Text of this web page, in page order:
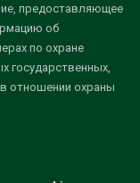
предоставляющее
об
по охране
государственных,
отношении охраны